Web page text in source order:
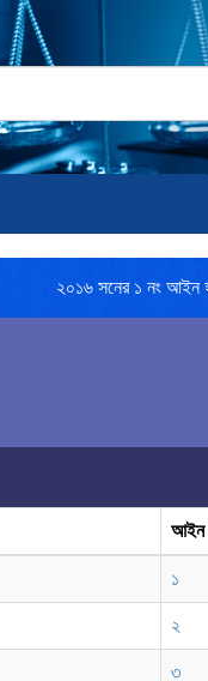
২০১৬ সনের ১ নং আইন
আইন
১
২
৩